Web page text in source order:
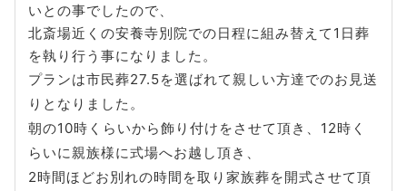
いとの事でしたので、
北斎場近くの安養寺別院での日程に組み替えて1日葬
を執り行う事になりました。
プランは市民葬27.5を選ばれて親しい方達でのお見送
りとなりました。
朝の10時くらいから飾り付けをさせて頂き、12時く
らいに親族様に式場へお越し頂き、
2時間ほどお別れの時間を取り家族葬を開式させて頂